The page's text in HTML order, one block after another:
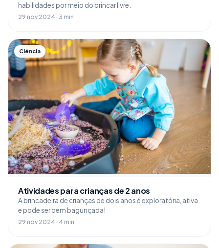
habilidades por meio do brincar livre.
29 nov 2024 · 3 min
Ciência
Atividades para crianças de 2 anos
A brincadeira de crianças de dois anos é exploratória, ativa
e pode ser bem bagunçada!
29 nov 2024 · 4 min